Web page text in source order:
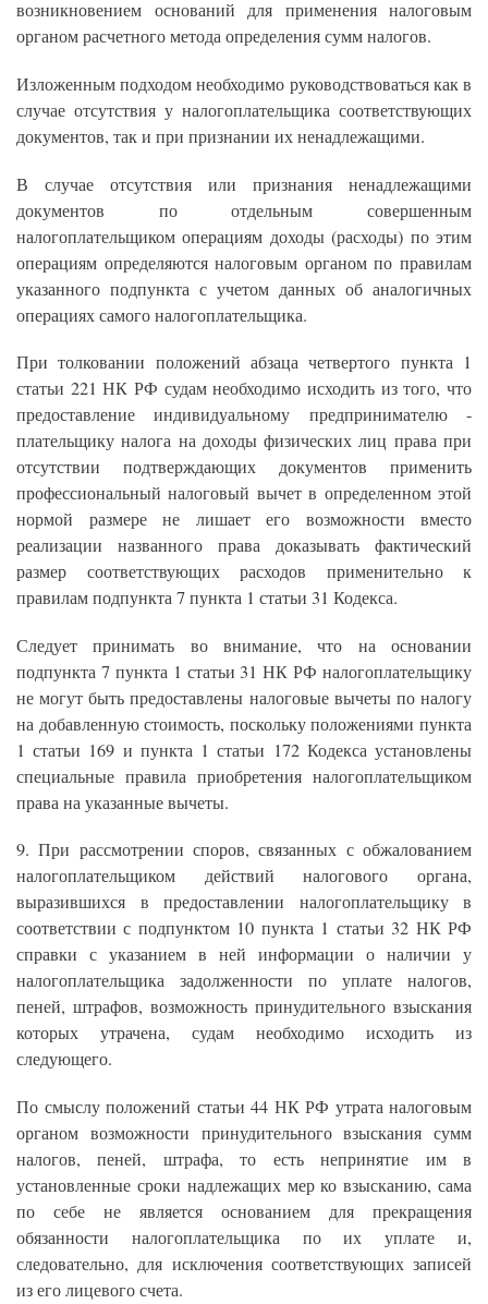
возникновением оснований для применения налоговым
органом расчетного метода определения сумм налогов.
Изложенным подходом необходимо руководствоваться как в
случае отсутствия у налогоплательщика соответствующих
документов, так и при признании их ненадлежащими.
В случае отсутствия или признания ненадлежащими
документов по отдельным совершенным
налогоплательщиком операциям доходы (расходы) по этим
операциям определяются налоговым органом по правилам
указанного подпункта с учетом данных об аналогичных
операциях самого налогоплательщика.
При толковании положений абзаца четвертого пункта 1
статьи 221 НК РФ судам необходимо исходить из того, что
предоставление индивидуальному предпринимателю -
плательщику налога на доходы физических лиц права при
отсутствии подтверждающих документов применить
профессиональный налоговый вычет в определенном этой
нормой размере не лишает его возможности вместо
реализации названного права доказывать фактический
размер соответствующих расходов применительно к
правилам подпункта 7 пункта 1 статьи 31 Кодекса.
Следует принимать во внимание, что на основании
подпункта 7 пункта 1 статьи 31 НК РФ налогоплательщику
не могут быть предоставлены налоговые вычеты по налогу
на добавленную стоимость, поскольку положениями пункта
1 статьи 169 и пункта 1 статьи 172 Кодекса установлены
специальные правила приобретения налогоплательщиком
права на указанные вычеты.
9. При рассмотрении споров, связанных с обжалованием
налогоплательщиком действий налогового органа,
выразившихся в предоставлении налогоплательщику в
соответствии с подпунктом 10 пункта 1 статьи 32 НК РФ
справки с указанием в ней информации о наличии у
налогоплательщика задолженности по уплате налогов,
пеней, штрафов, возможность принудительного взыскания
которых утрачена, судам необходимо исходить из
следующего.
По смыслу положений статьи 44 НК РФ утрата налоговым
органом возможности принудительного взыскания сумм
налогов, пеней, штрафа, то есть непринятие им в
установленные сроки надлежащих мер ко взысканию, сама
по себе не является основанием для прекращения
обязанности налогоплательщика по их уплате и,
следовательно, для исключения соответствующих записей
из его лицевого счета.